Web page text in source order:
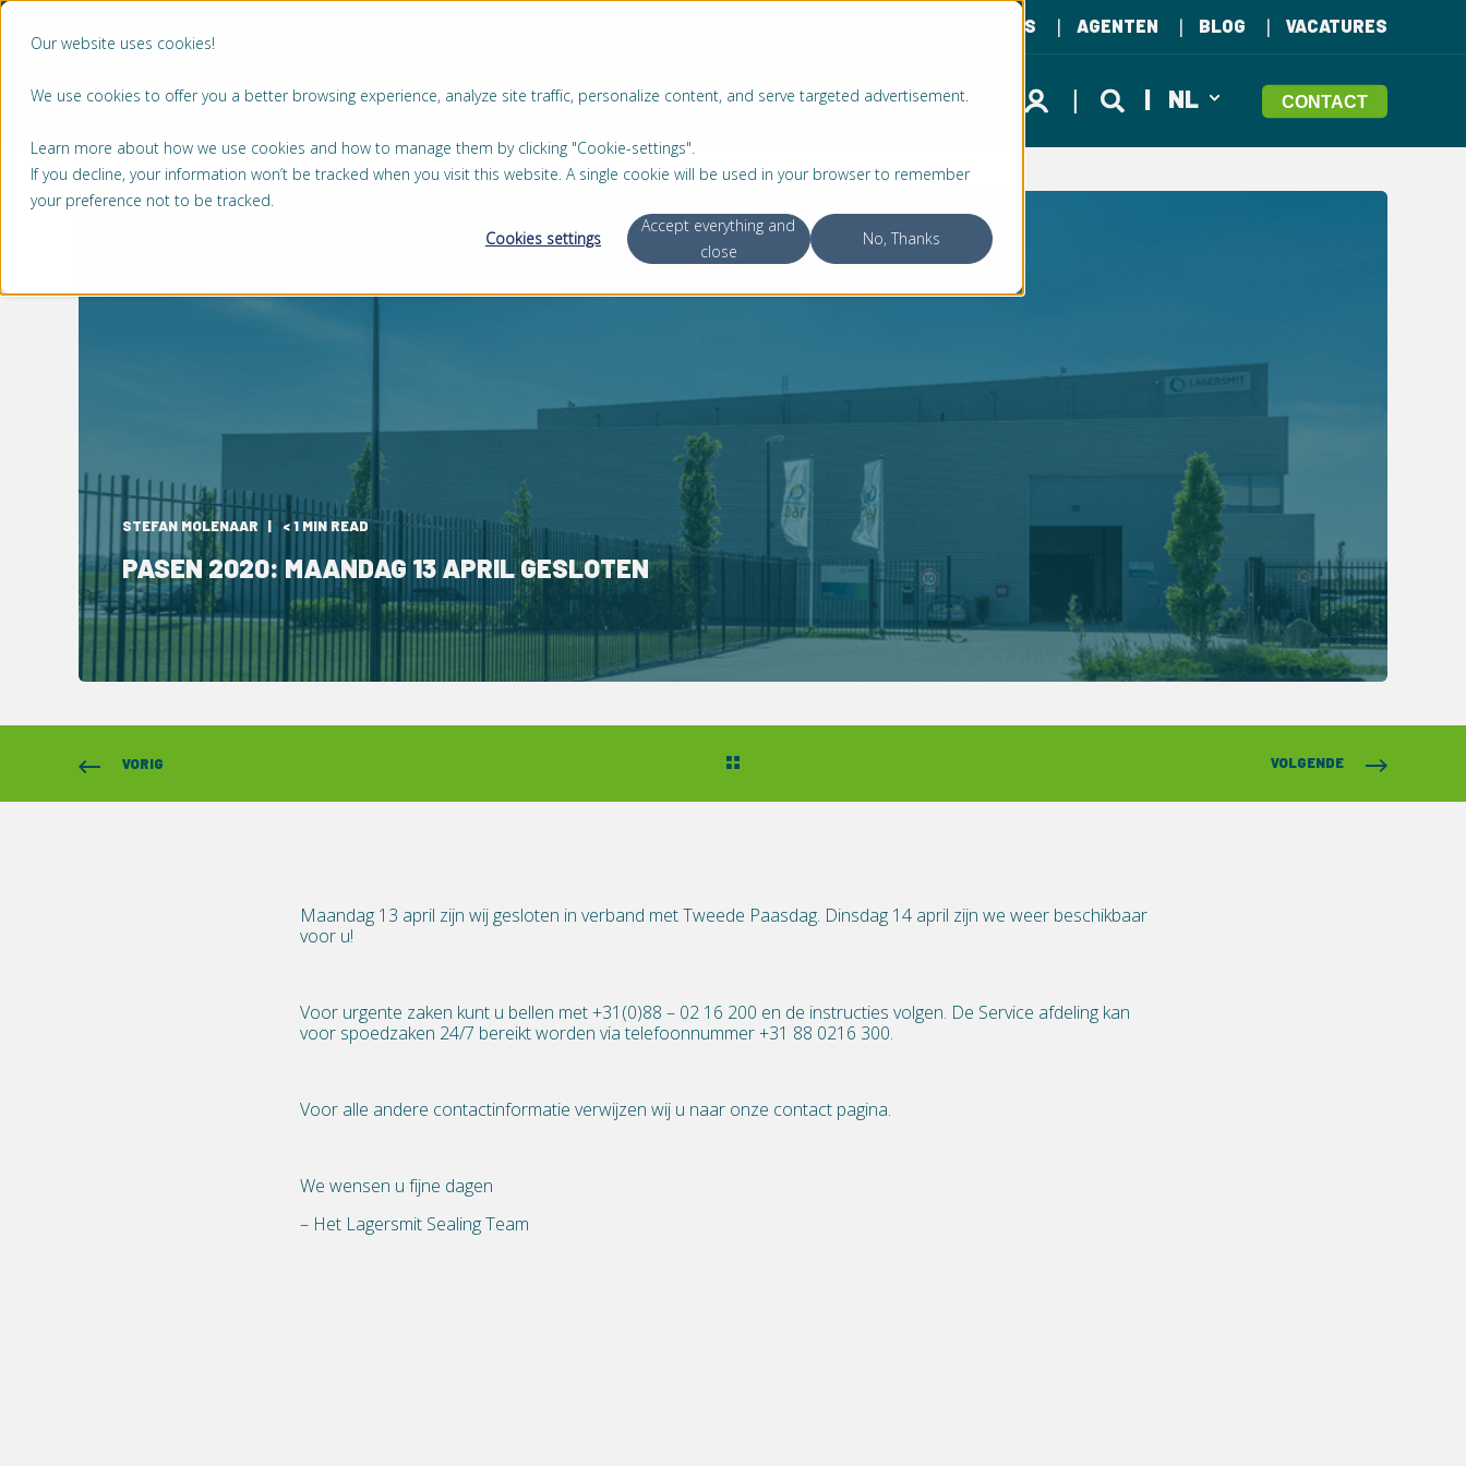
Our website uses cookies!
We use cookies to offer you a better browsing experience, analyze site traffic, personalize content, and serve targeted advertisement.
Learn more about how we use cookies and how to manage them by clicking "Cookie-settings".
If you decline, your information won’t be tracked when you visit this website. A single cookie will be used in your browser to remember
your preference not to be tracked.
Cookies settings
Accept everything and
close
No, Thanks
REFERENTIES AGENTEN BLOG VACATURES
MARKTEN PRODUCTEN SERVICE OVER ONS NL CONTACT
STEFAN MOLENAAR < 1 MIN READ
PASEN 2020: MAANDAG 13 APRIL GESLOTEN
VORIG VOLGENDE
Maandag 13 april zijn wij gesloten in verband met Tweede Paasdag. Dinsdag 14 april zijn we weer beschikbaar
voor u!
Voor urgente zaken kunt u bellen met +31(0)88 – 02 16 200 en de instructies volgen. De Service afdeling kan
voor spoedzaken 24/7 bereikt worden via telefoonnummer +31 88 0216 300.
Voor alle andere contactinformatie verwijzen wij u naar onze contact pagina.
We wensen u fijne dagen
– Het Lagersmit Sealing Team